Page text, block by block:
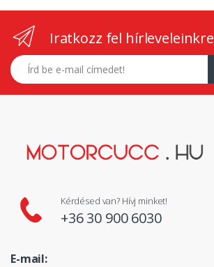
Iratkozz fel hírleveleinkre
E-mail címed
Kérdésed van? Hívj minket!
+36 30 900 6030
E-mail: